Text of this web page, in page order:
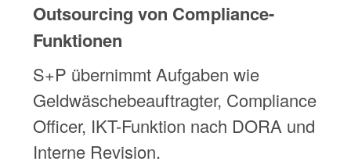
Outsourcing von Compliance-
Funktionen
S+P übernimmt Aufgaben wie
Geldwäschebeauftragter, Compliance
Officer, IKT-Funktion nach DORA und
Interne Revision.